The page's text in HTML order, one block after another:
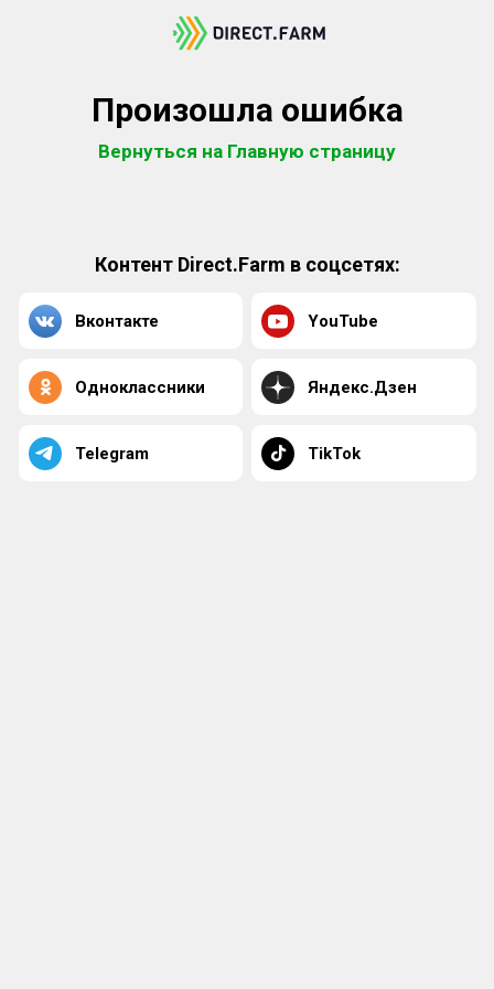
Произошла ошибка
Вернуться на Главную страницу
Контент Direct.Farm в соцсетях:
Вконтакте YouTube
Одноклассники Яндекс.Дзен
Telegram TikTok